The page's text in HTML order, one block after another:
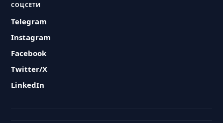
СОЦСЕТИ
Telegram
Instagram
Facebook
Twitter/X
LinkedIn